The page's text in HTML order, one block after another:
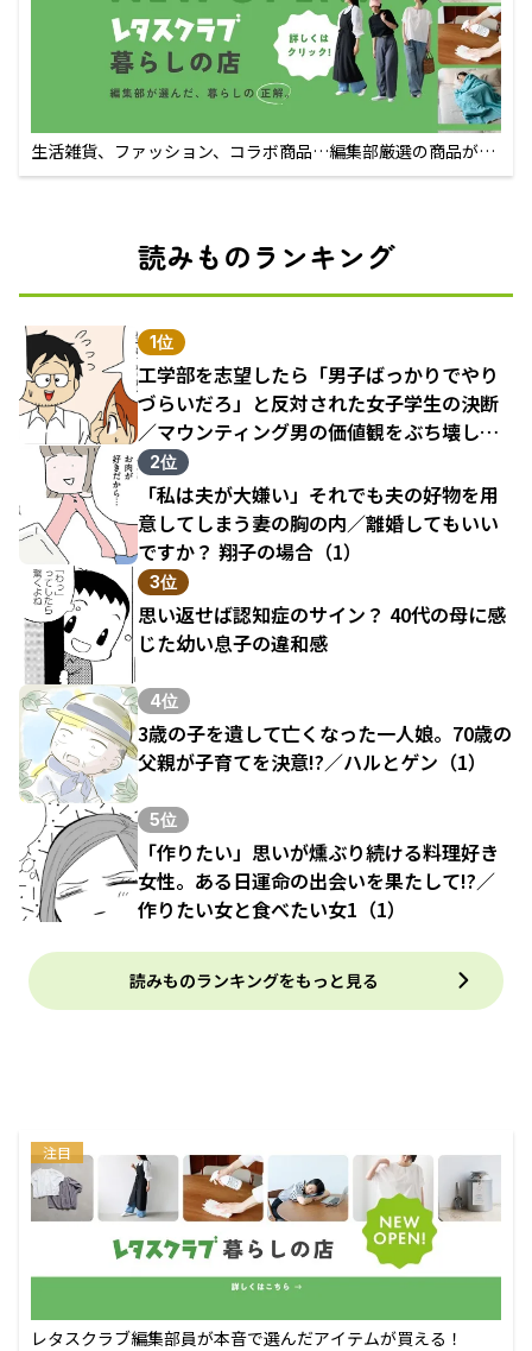
生活雑貨、ファッション、コラボ商品…編集部厳選の商品が買
えるECサイト
読みものランキング
1位
工学部を志望したら「男子ばっかりでやり
づらいだろ」と反対された女子学生の決断
／マウンティング男の価値観をぶち壊した
結果（1）
2位
「私は夫が大嫌い」それでも夫の好物を用
意してしまう妻の胸の内／離婚してもいい
ですか？ 翔子の場合（1）
3位
思い返せば認知症のサイン？ 40代の母に感
じた幼い息子の違和感
4位
3歳の子を遺して亡くなった一人娘。70歳の
父親が子育てを決意!?／ハルとゲン（1）
5位
「作りたい」思いが燻ぶり続ける料理好き
女性。ある日運命の出会いを果たして!?／
作りたい女と食べたい女1（1）
読みものランキングをもっと見る
注目
レタスクラブ編集部員が本音で選んだアイテムが買える！